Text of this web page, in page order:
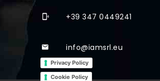
+39 347 0449241
info@iamsrl.eu
Privacy Policy
Cookie Policy